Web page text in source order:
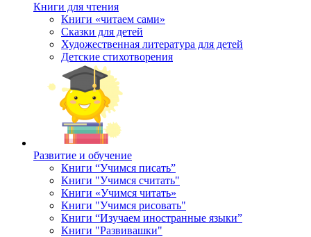
Книги для чтения
Книги «читаем сами»
Сказки для детей
Художественная литература для детей
Детские стихотворения
Развитие и обучение
Книги “Учимся писать”
Книги "Учимся считать"
Книги «Учимся читать»
Книги "Учимся рисовать"
Книги “Изучаем иностранные языки”
Книги "Развивашки"